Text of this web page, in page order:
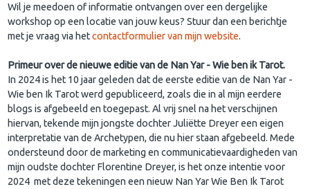
Wil je meedoen of informatie ontvangen over een dergelijke
workshop op een locatie van jouw keus? Stuur dan een berichtje
met je vraag via hetcontactformulier van mijn website.
Primeur over de nieuwe editie van de Nan Yar - Wie ben ik Tarot.
In 2024 is het 10 jaar geleden dat de eerste editie van de Nan Yar -
Wie ben Ik Tarot werd gepubliceerd, zoals die in al mijn eerdere
blogs is afgebeeld en toegepast. Al vrij snel na het verschijnen
hiervan, tekende mijn jongste dochter Juliëtte Dreyer een eigen
interpretatie van de Archetypen, die nu hier staan afgebeeld. Mede
ondersteund door de marketing en communicatievaardigheden van
mijn oudste dochter Florentine Dreyer, is het onze intentie voor
2024 met deze tekeningen een nieuw Nan Yar Wie Ben Ik Tarot